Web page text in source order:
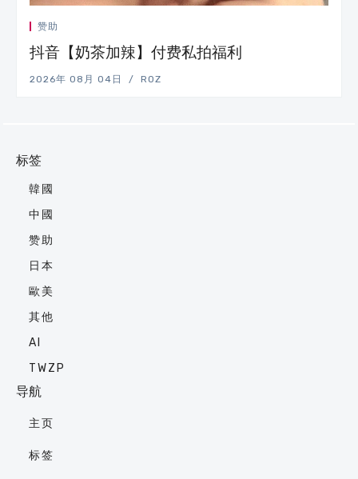
赞助
抖音【奶茶加辣】付费私拍福利
2026年 08月 04日 ROZ
标签
韓國
中國
赞助
日本
歐美
其他
AI
TWZP
导航
主页
标签